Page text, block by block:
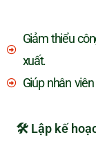
Giảm thiểu
xuất.
Giúp nhân
🛠️ Lập kế